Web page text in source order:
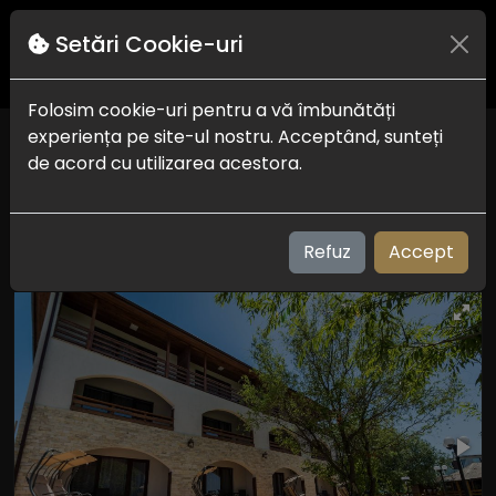
Vila Lac
Plaja: 100 m
16:00 la 21:00 - 07:00 la 12:00
Setări Cookie-uri
Folosim cookie-uri pentru a vă îmbunătăți
experiența pe site-ul nostru. Acceptând, sunteți
de acord cu utilizarea acestora.
Refuz Accept